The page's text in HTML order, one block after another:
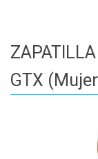
GTX